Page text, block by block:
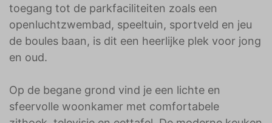
toegang tot de parkfaciliteiten zoals een
openluchtzwembad, speeltuin, sportveld en jeu
de boules baan, is dit een heerlijke plek voor jong
en oud.
Op de begane grond vind je een lichte en
sfeervolle woonkamer met comfortabele